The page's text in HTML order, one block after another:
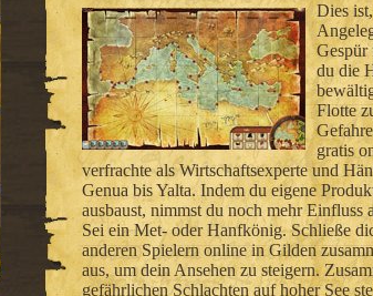
Dies
Gespür
du die
Flotte
gratis
verfrachte als Wirtschaftsexperte und
Genua bis Yalta. Indem du eigene
ausbaust, nimmst du noch mehr Einfluss
Sei ein Met- oder Hanfkönig. Schließe
anderen Spielern online in Gilden
aus, um dein Ansehen zu steigern.
gefährlichen Schlachten auf hoher See